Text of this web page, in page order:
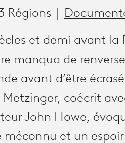
Régions
et demi avant
manqua de
avant d’être
Metzinger, coécrit
John Howe,
méconnu et un